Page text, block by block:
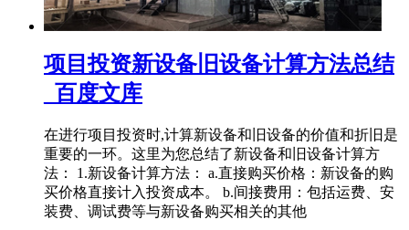
项目投资新设备旧设备计算方法总结
_百度文库
在进行项目投资时,计算新设备和旧设备的价值和折旧是
重要的一环。这里为您总结了新设备和旧设备计算方
法： 1.新设备计算方法： a.直接购买价格：新设备的购
买价格直接计入投资成本。 b.间接费用：包括运费、安
装费、调试费等与新设备购买相关的其他